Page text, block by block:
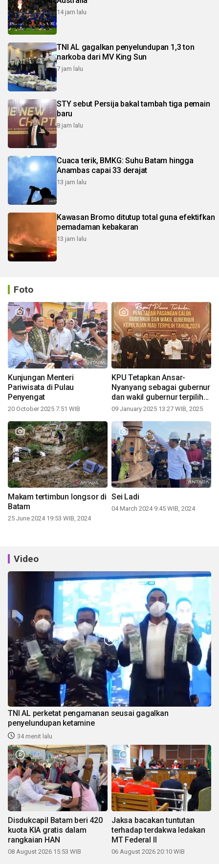
14 jam lalu
TNI AL gagalkan penyelundupan 1,3 ton
narkoba dari MV King Sun
7 jam lalu
STY sebut Persija bakal tambah tiga pemain
baru
8 jam lalu
Cuaca terik, BMKG: Suhu Batam hingga
Anambas capai 33 derajat
13 jam lalu
Kawasan Bromo ditutup total guna efektifkan
pemadaman kebakaran
13 jam lalu
Foto
Kunjungan Menteri
Pariwisata di Pulau
Penyengat
20 October 2025 7:51 WIB
KPU Tetapkan Ansar-
Nyanyang sebagai gubernur
dan wakil gubernur terpilih
periode 2025-2030
09 January 2025 13:27 WIB, 2025
Makam tertimbun longsor di
Batam
25 June 2024 19:53 WIB, 2024
Sei Ladi
04 March 2024 9:45 WIB, 2024
Video
TNI AL perketat pengamanan seusai gagalkan
penyelundupan ketamine
34 menit lalu
Disdukcapil Batam beri 420
kuota KIA gratis dalam
rangkaian HAN
08 August 2026 15:53 WIB
Jaksa bacakan tuntutan
terhadap terdakwa ledakan
MT Federal II
06 August 2026 20:10 WIB